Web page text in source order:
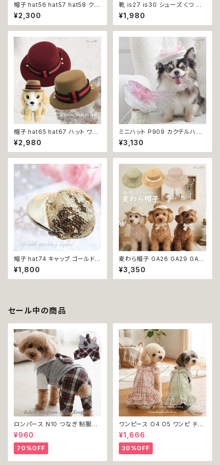
帽子 hat56 hat57 hat58 クリ
スマス レッド ピンク シルバー
とんがり帽子 パーティー 小物
アクセサリー フォーマル おしゃ
¥2,300
靴 is27 is30 シューズ くつ ス
ニーカー ドッグシューズ けが予
防 肉球保護 履かせやすい 犬
猫 ペット 返品交換不可
¥1,980
帽子 hat65 hat67 ハット ワイ
ンレッド グリーン 緑 レッド 赤
ベージュ 小物 アクセサリー フォ
ーマル おしゃれ シック 上品 首
¥2,980
ミニハット P909 カクテルハット
風 帽子 トーク帽 ドレス帽 ドレ
スハット ファシネーター 犬 猫
ペット アイテム オシャレ おしゃ
ファッション dog ドッグ 犬用 か
ぶりもの 返品交換不可
¥3,130
帽子 hat74 キャップ ゴールド
お洒落 小物 アクセサリー フォ
ーマル おしゃれ シック 上品 首
輪 犬 犬服 猫 猫服 ペット
¥1,800
麦わら帽子 GA26 GA29 GA3
0 ハット ストローハット 帽子 レ
ース 日除け 犬 猫 ペット アイテ
ム オシャレ おしゃれ かわいい
¥3,350
セール中の商品
ロンパース N10 つなぎ 制服風
チェック柄 グレー 灰色 コスチュ
ーム コスプレ ドッグウェア dog
犬 猫 ペット 服 犬服 洋服 オシ
ャレ かわいい 小型犬 返品交換
不可
¥960
70%OFF
ワンピース O4 O5 ワンピ チェ
ック プリーツ レース 女の子 犬
犬服 小型 猫 服 洋服 ペット do
g ドッグウェア おしゃれ かわい
い 返品交換不可
¥1,666
30%OFF